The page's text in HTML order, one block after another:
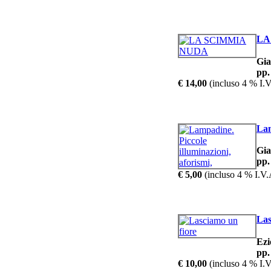
pp.
€ 14,00 (incluso 4 %
pp.
€ 5,00 (incluso 4 %
pp.
€ 10,00 (incluso 4 %